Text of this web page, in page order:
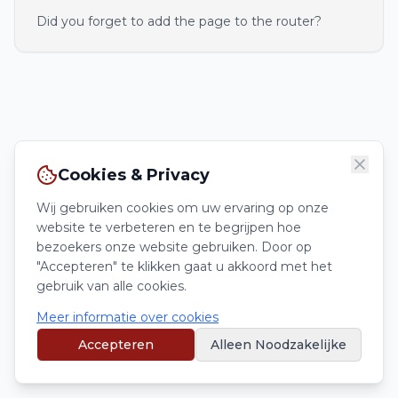
Cookies & Privacy
Wij gebruiken cookies om uw ervaring op onze
website te verbeteren en te begrijpen hoe
bezoekers onze website gebruiken. Door op
"Accepteren" te klikken gaat u akkoord met het
gebruik van alle cookies.
Meer informatie over cookies
Accepteren
Alleen Noodzakelijke
Did you forget to add the page to the router?